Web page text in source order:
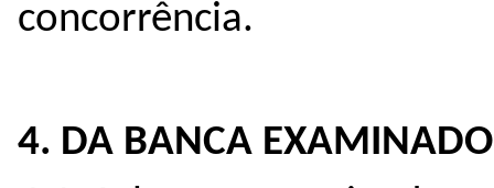
concorrência.
4. DA BANCA